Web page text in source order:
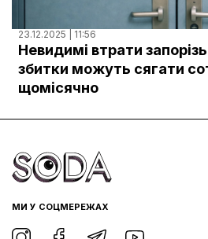
Редакційна політика
Правила використання
Документи
23.12.2025 | 11:56
Невидимі втрати
збитки можуть сягати
щомісячно
МИ У СОЦМЕРЕЖАХ